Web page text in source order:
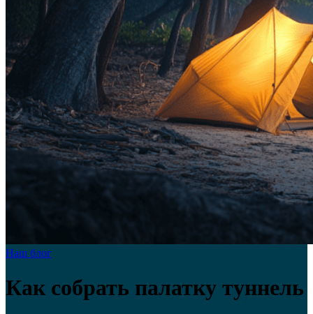
Наш блог
Как собрать палатку туннель